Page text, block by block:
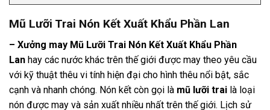
Mũ Lưỡi Trai Nón Kết Xuất Khẩu Phần Lan
– Xưởng may Mũ Lưỡi Trai Nón Kết Xuất Khẩu Phần
Lan hay các nước khác trên thế giới được may theo yêu cầu
với kỹ thuật thêu vi tính hiện đại cho hình thêu nổi bật, sắc
cạnh và nhanh chóng. Nón kết còn gọi là mũ lưỡi trai là loại
nón được may và sản xuất nhiều nhất trên thế giới. Lịch sử